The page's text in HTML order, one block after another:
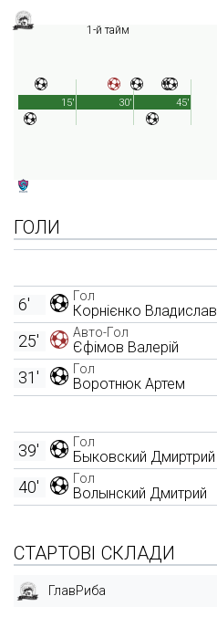
1-й тайм
45'
15' 30'
ГОЛИ
Гол
Корнієнко Владислав
6'
Авто-Гол
Єфімов Валерій
25'
Гол
Воротнюк Артем
31'
Гол
Быковский Дмиртрий
39'
Гол
Волынский Дмитрий
40'
СТАРТОВІ СКЛАДИ
ГлавРиба